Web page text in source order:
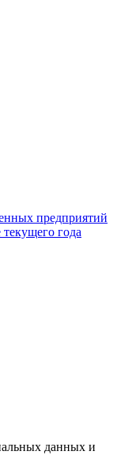
предприятий
года
данных и